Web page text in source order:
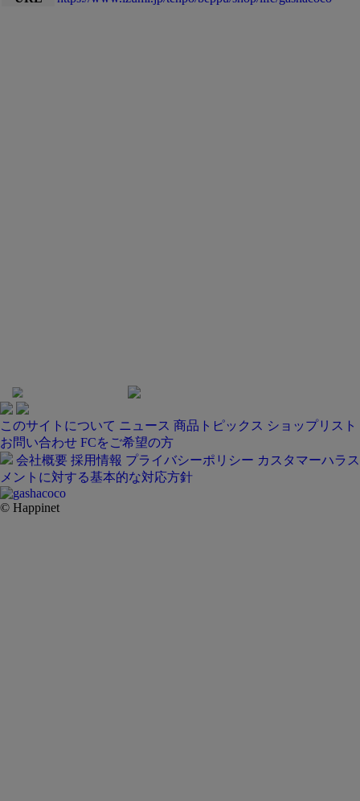
このサイトについて ニュース 商品トピックス ショップリスト
お問い合わせ FCをご希望の方
会社概要 採用情報 プライバシーポリシー カスタマーハラス
メントに対する基本的な対応方針
© Happinet